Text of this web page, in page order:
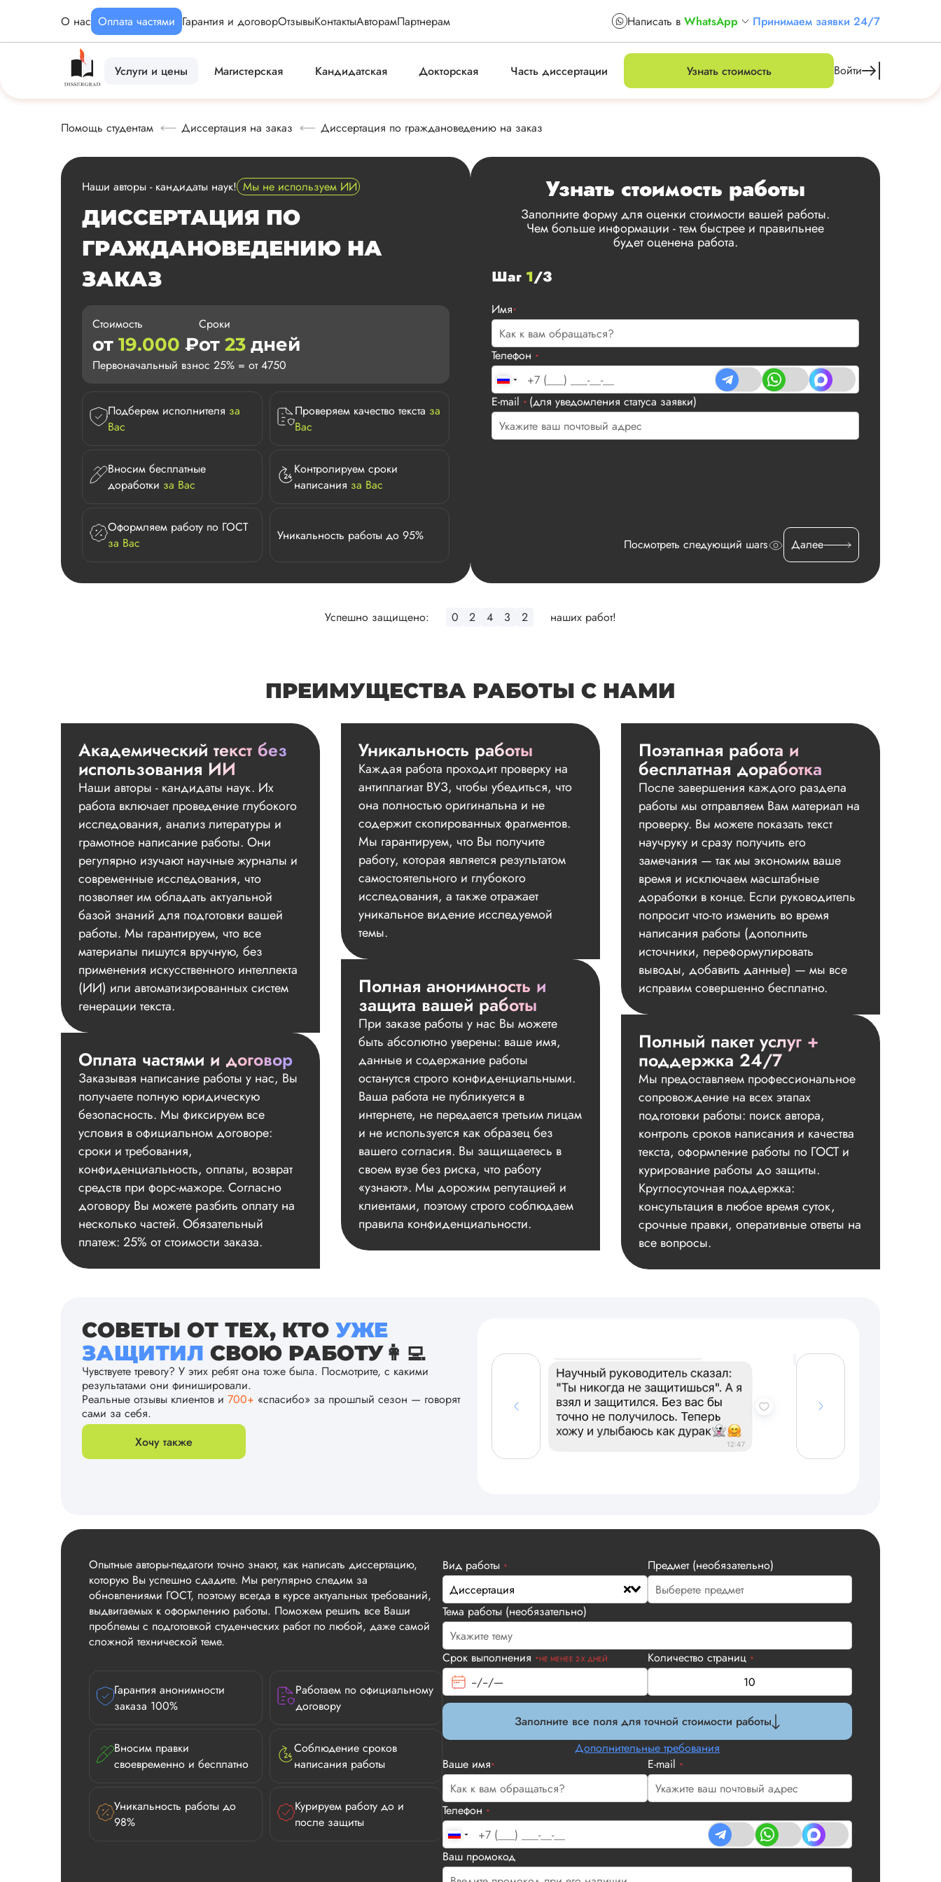
О нас Оплата частями Гарантия и договорОтзывыКонтактыАвторамПартнерам Написать в WhatsApp Принимаем заявки 24/7
Услуги и цены Магистерская Кандидатская Докторская Часть диссертации Узнать стоимость Войти
Помощь студентам Диссертация на заказ Диссертация по граждановедению на заказ
Наши авторы - кандидаты наук! Мы не используем ИИ
ДИССЕРТАЦИЯ ПО
ГРАЖДАНОВЕДЕНИЮ НА
ЗАКАЗ
Стоимость
от 19.000 ₽
Сроки
от 23 дней
Первоначальный взнос 25% = от 4750
Подберем исполнителя за
Вас
Проверяем качество текста за
Вас
Вносим бесплатные
доработки за Вас
Контролируем сроки
написания за Вас
Оформляем работу по ГОСТ
за Вас
Уникальность работы до 95%
Узнать стоимость работы
Заполните форму для оценки стоимости вашей работы.
Чем больше информации - тем быстрее и правильнее
будет оценена работа.
Шаг 1/3
Имя*
Телефон *
E-mail * (для уведомления статуса заявки)
Посмотреть следующий шагs Далее
Успешно защищено: 2
3
4
2
0 наших работ!
ПРЕИМУЩЕСТВА РАБОТЫ С НАМИ
Академический текст без
использования ИИ
Наши авторы - кандидаты наук. Их
работа включает проведение глубокого
исследования, анализ литературы и
грамотное написание работы. Они
регулярно изучают научные журналы и
современные исследования, что
позволяет им обладать актуальной
базой знаний для подготовки вашей
работы. Мы гарантируем, что все
материалы пишутся вручную, без
применения искусственного интеллекта
(ИИ) или автоматизированных систем
генерации текста.
Оплата частями и договор
Заказывая написание работы у нас, Вы
получаете полную юридическую
безопасность. Мы фиксируем все
условия в официальном договоре:
сроки и требования,
конфиденциальность, оплаты, возврат
средств при форс-мажоре. Согласно
договору Вы можете разбить оплату на
несколько частей. Обязательный
платеж: 25% от стоимости заказа.
Уникальность работы
Каждая работа проходит проверку на
антиплагиат ВУЗ, чтобы убедиться, что
она полностью оригинальна и не
содержит скопированных фрагментов.
Мы гарантируем, что Вы получите
работу, которая является результатом
самостоятельного и глубокого
исследования, а также отражает
уникальное видение исследуемой
темы.
Полная анонимность и
защита вашей работы
При заказе работы у нас Вы можете
быть абсолютно уверены: ваше имя,
данные и содержание работы
останутся строго конфиденциальными.
Ваша работа не публикуется в
интернете, не передается третьим лицам
и не используется как образец без
вашего согласия. Вы защищаетесь в
своем вузе без риска, что работу
«узнают». Мы дорожим репутацией и
клиентами, поэтому строго соблюдаем
правила конфиденциальности.
Поэтапная работа и
бесплатная доработка
После завершения каждого раздела
работы мы отправляем Вам материал на
проверку. Вы можете показать текст
научруку и сразу получить его
замечания — так мы экономим ваше
время и исключаем масштабные
доработки в конце. Если руководитель
попросит что-то изменить во время
написания работы (дополнить
источники, переформулировать
выводы, добавить данные) — мы все
исправим совершенно бесплатно.
Полный пакет услуг +
поддержка 24/7
Мы предоставляем профессиональное
сопровождение на всех этапах
подготовки работы: поиск автора,
контроль сроков написания и качества
текста, оформление работы по ГОСТ и
курирование работы до защиты.
Круглосуточная поддержка:
консультация в любое время суток,
срочные правки, оперативные ответы на
все вопросы.
СОВЕТЫ ОТ ТЕХ, КТО УЖЕ
ЗАЩИТИЛ СВОЮ РАБОТУ👩‍💻
Чувствуете тревогу? У этих ребят она тоже была. Посмотрите, с какими
результатами они финишировали.
Реальные отзывы клиентов и 700+ «спасибо» за прошлый сезон — говорят
сами за себя.
Хочу также
Опытные авторы-педагоги точно знают, как написать диссертацию,
которую Вы успешно сдадите. Мы регулярно следим за
обновлениями ГОСТ, поэтому всегда в курсе актуальных требований,
выдвигаемых к оформлению работы. Поможем решить все Ваши
проблемы с подготовкой студенческих работ по любой, даже самой
сложной технической теме.
Гарантия анонимности
заказа 100%
Работаем по официальному
договору
Вносим правки
своевременно и бесплатно
Соблюдение сроков
написания работы
Уникальность работы до
98%
Курируем работу до и
после защиты
Вид работы *
Диссертация
Предмет (необязательно)
Тема работы (необязательно)
Срок выполнения *НЕ МЕНЕЕ 2-Х ДНЕЙ Количество страниц *
Заполните все поля для точной стоимости работы
Дополнительные требования
Ваше имя* E-mail *
Телефон *
Ваш промокод
Илья П.